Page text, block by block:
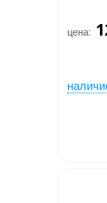
цена: